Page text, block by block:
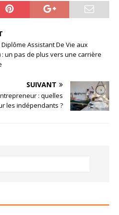
Assistant De Vie aux
: un pas de plus vers une carrière
SUIVANT
: quelles
les indépendants ?